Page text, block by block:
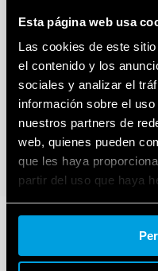
Esta página web usa
Las cookies de este
el contenido y los
sociales y analizar el
información sobre el
nuestros partners de
web, quienes pueden
que les haya
partir del uso que haya
Cookie policy.